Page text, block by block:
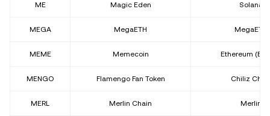
ME Magic Eden Solana
MEGA MegaETH MegaETH
MEME Memecoin Ethereum
MENGO Flamengo Fan Token Chiliz
MERL Merlin Chain Merlin